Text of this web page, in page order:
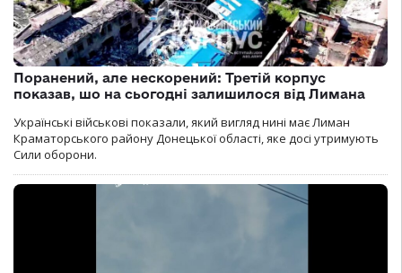
Поранений, але нескорений: Третій корпус
показав, шо на сьогодні залишилося від Лимана
Українські військові показали, який вигляд нині має Лиман
Краматорського району Донецької області, яке досі утримують
Сили оборони.